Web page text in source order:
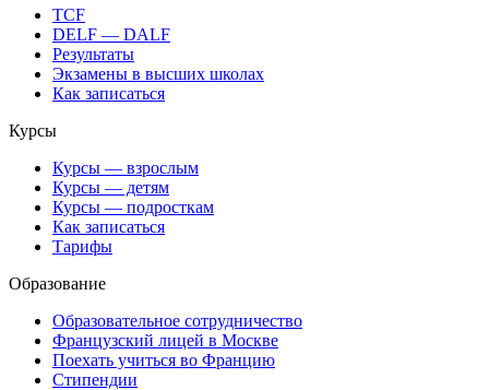
TCF
DELF — DALF
Результаты
Экзамены в высших школах
Как записаться
Курсы
Курсы — взрослым
Курсы — детям
Курсы — подросткам
Как записаться
Тарифы
Образование
Образовательное сотрудничество
Французский лицей в Москве
Поехать учиться во Францию
Стипендии